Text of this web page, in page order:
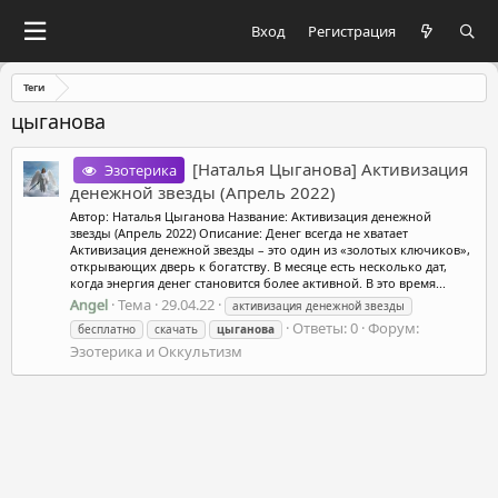
Вход Регистрация
Теги
цыганова
Эзотерика
[Hаталья Цыгaнова] Активизация
денежной звезды (Апрель 2022)
Автор: Hаталья Цыгaнова Название: Активизация денежной
звезды (Апрель 2022) Описание: Денег всегда не хватает
Активизация денежной звезды – это один из «золотых ключиков»,
открывающих дверь к богатству. В месяце есть несколько дат,
когда энергия денег становится более активной. В это время...
Angel Тема 29.04.22
активизация денежной звезды
бесплатно
скачать цыганова Ответы: 0 Форум:
Эзотерика и Оккультизм